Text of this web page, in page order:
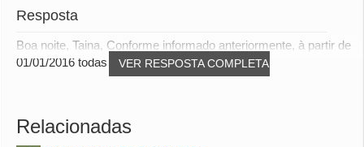
Resposta
VER RESPOSTA COMPLETA
Boa noite, Taina, Conforme informado anteriormente, à partir de
01/01/2016 todas as transportadoras...
Relacionadas